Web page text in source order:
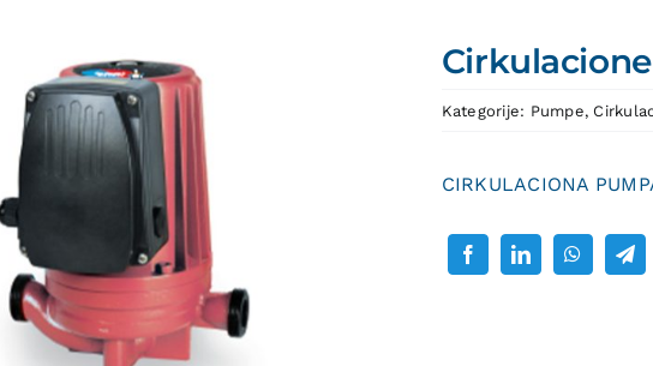
Kategorije: Pumpe,
CIRKULACIONA